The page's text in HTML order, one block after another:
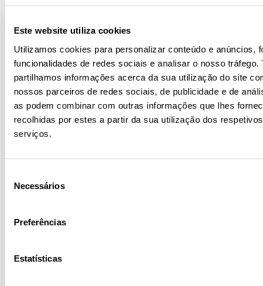
Este website utiliza cookies
Utilizamos cookies para personalizar conteúdo e anúncios,
funcionalidades de redes sociais e analisar o nosso tráfego.
partilhamos informações acerca da sua utilização do site
nossos parceiros de redes sociais, de publicidade e de
as podem combinar com outras informações que lhes
recolhidas por estes a partir da sua utilização dos respetivos
serviços.
Necessários
Preferências
Estatísticas
oferecer
Encontre o programa certo
para si!